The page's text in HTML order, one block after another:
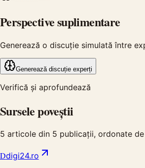
Perspective suplimentare
Generează o discuție simulată între
Generează discuție experți
Verifică și aprofundează
Sursele poveștii
5 articole din 5 publicații, ordonate
Ddigi24.ro